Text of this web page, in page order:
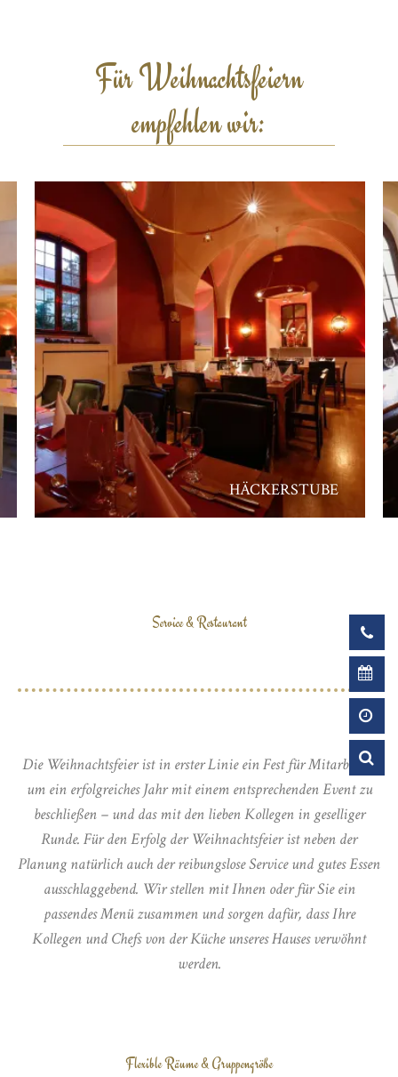
Für Weihnachtsfeiern
empfehlen wir:
HÄCKERSTUBE
Service & Restaurant
Die Weihnachtsfeier ist in erster Linie ein Fest für Mitarbeiter,
um ein erfolgreiches Jahr mit einem entsprechenden Event zu
beschließen – und das mit den lieben Kollegen in geselliger
Runde. Für den Erfolg der Weihnachtsfeier ist neben der
Planung natürlich auch der reibungslose Service und gutes Essen
ausschlaggebend. Wir stellen mit Ihnen oder für Sie ein
passendes Menü zusammen und sorgen dafür, dass Ihre
Kollegen und Chefs von der Küche unseres Hauses verwöhnt
werden.
Flexible Räume & Gruppengröße